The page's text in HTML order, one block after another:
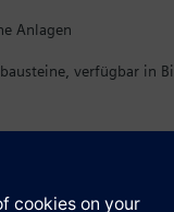
Anlagen
verfügbar in
können direkt